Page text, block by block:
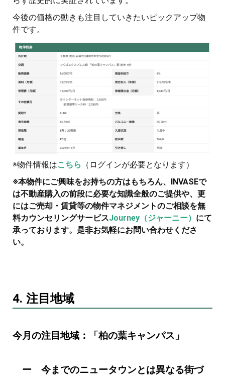
今後の価格の動きも注目していきたいピックアップ物
件です。
※物件情報はこちら
（ログインが必要となります）
※本物件にご興味をお持ちの方はもちろん、INVASEで
は不動産購入の前段に必要な知識全般のご提供や、更
にはご売却・賃貸等の物件マネジメントのご相談を無
料カウンセリングサービスJourney（ジャーニー） にて
承っております。是非お気軽にお問い合わせくださ
い。
4. 注目地域
今月の注目地域：「柏の葉キャンパス」
ー 今までのニュータウンとは異なる街づ